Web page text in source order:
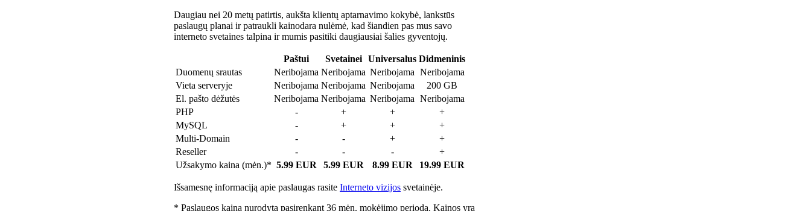
Daugiau nei 20 metų patirtis, aukšta klientų aptarnavimo kokybė, lankstūs
paslaugų planai ir patraukli kainodara nulėmė, kad šiandien pas mus savo
interneto svetaines talpina ir mumis pasitiki daugiausiai šalies gyventojų.
Paštui Svetainei Universalus Didmeninis
Duomenų srautas
Neribojama Neribojama Neribojama Neribojama
Vieta serveryje
Neribojama Neribojama Neribojama
200 GB
El. pašto dėžutės
Neribojama Neribojama Neribojama Neribojama
PHP
- + +
+
MySQL
- + +
+
Multi-Domain
- - +
+
Reseller
- - -
+
Užsakymo kaina (mėn.)* 5.99 EUR 5.99 EUR 8.99 EUR 19.99 EUR
Išsamesnę informaciją apie paslaugas rasite Interneto vizijos svetainėje.
* Paslaugos kaina nurodyta pasirenkant 36 mėn. mokėjimo periodą. Kainos yra